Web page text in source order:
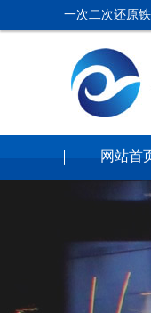
一次二次还原
网站首